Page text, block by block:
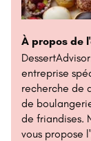
À propos de
entreprise
recherche de
de
de friandises.
vous propose